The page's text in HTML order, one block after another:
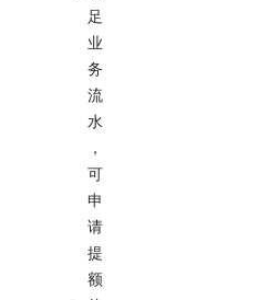
足
业
务
流
水
，
可
申
请
提
额